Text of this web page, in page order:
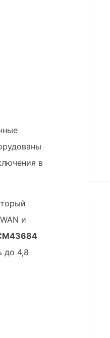
в
и
до 4,8